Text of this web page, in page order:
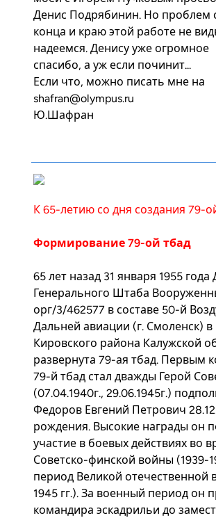
Денис Подрябинин. Но проблем
конца и краю этой работе не
надеемся. Денису уже огромное
спасибо, а уж если починит...
Если что, можно писать мне на
shafran@olympus.ru
Ю.Шафран
К 65-летию со дня создания 79-
Формирование 79-ой тбад
65 лет назад 31 января 1955
Генерального Штаба
орг/3/462577 в составе 50-й
Дальней авиации (г. Смоленск)
Кировского района Калужской
развернута 79-ая тбад. Первым
79-й тбад стал дважды Герой
(07.04.1940г., 29.06.1945г.)
Федоров Евгений Петрович
рождения. Высокие награды он
участие в боевых действиях во
Советско-финской войны (1939-
период Великой отечественной
1945 гг.). За военный период он
командира эскадрильи до